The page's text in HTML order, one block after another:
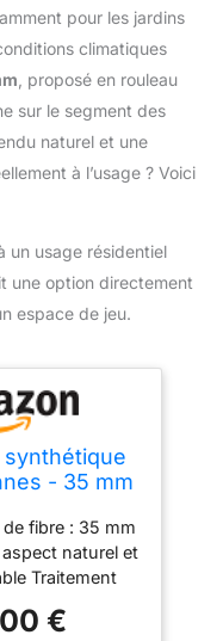
pour les jardins
climatiques
, proposé en rouleau
sur le segment des
naturel et une
à l’usage ? Voici
un usage résidentiel
une option directement
espace de jeu.
synthétique
- 35 mm
fibre : 35 mm
naturel et
Traitement
contre
€